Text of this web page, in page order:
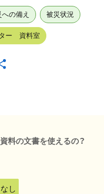
への備え 被災状況
ー 資料室
料の文書を使えるの？
し